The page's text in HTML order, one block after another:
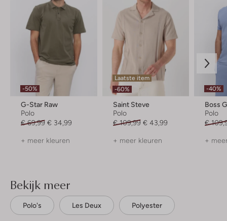
-50%
G-Star Raw
Polo
€ 69,99 € 34,99
+ meer kleuren
Laatste item
-60%
Saint Steve
Polo
€ 109,99 € 43,99
+ meer kleuren
-40%
Boss
Polo
€
+
Bekijk meer
Polo's Les Deux Polyester